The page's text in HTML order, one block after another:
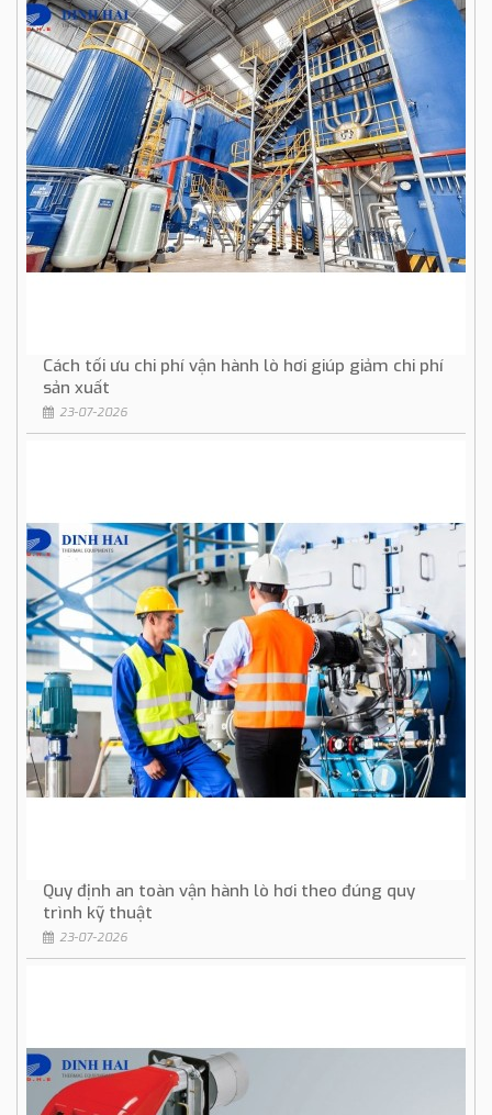
Cách tối ưu chi phí vận hành lò hơi giúp giảm chi phí
sản xuất
23-07-2026
Quy định an toàn vận hành lò hơi theo đúng quy
trình kỹ thuật
23-07-2026